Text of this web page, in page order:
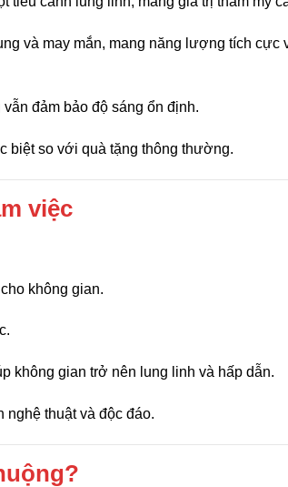
và may mắn, mang năng lượng tích cực
đảm bảo độ sáng ổn định.
biệt so với quà tặng thông thường.
việc
không gian.
không gian trở nên lung linh và hấp dẫn.
thuật và độc đáo.